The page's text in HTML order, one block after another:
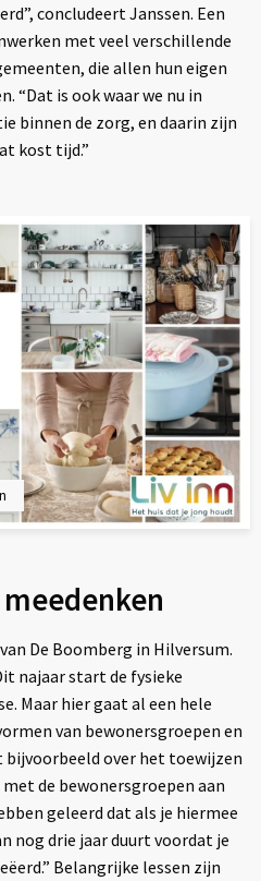
concludeert Janssen. Een
met veel verschillende
die allen hun eigen
“Dat is ook waar we nu in
binnen de zorg, en daarin zijn
kost tijd.”
De Boomberg in Hilversum.
najaar start de fysieke
Maar hier gaat al een hele
van bewonersgroepen en
over het toewijzen
de bewonersgroepen aan
geleerd dat als je hiermee
nog drie jaar duurt voordat je
Belangrijke lessen zijn